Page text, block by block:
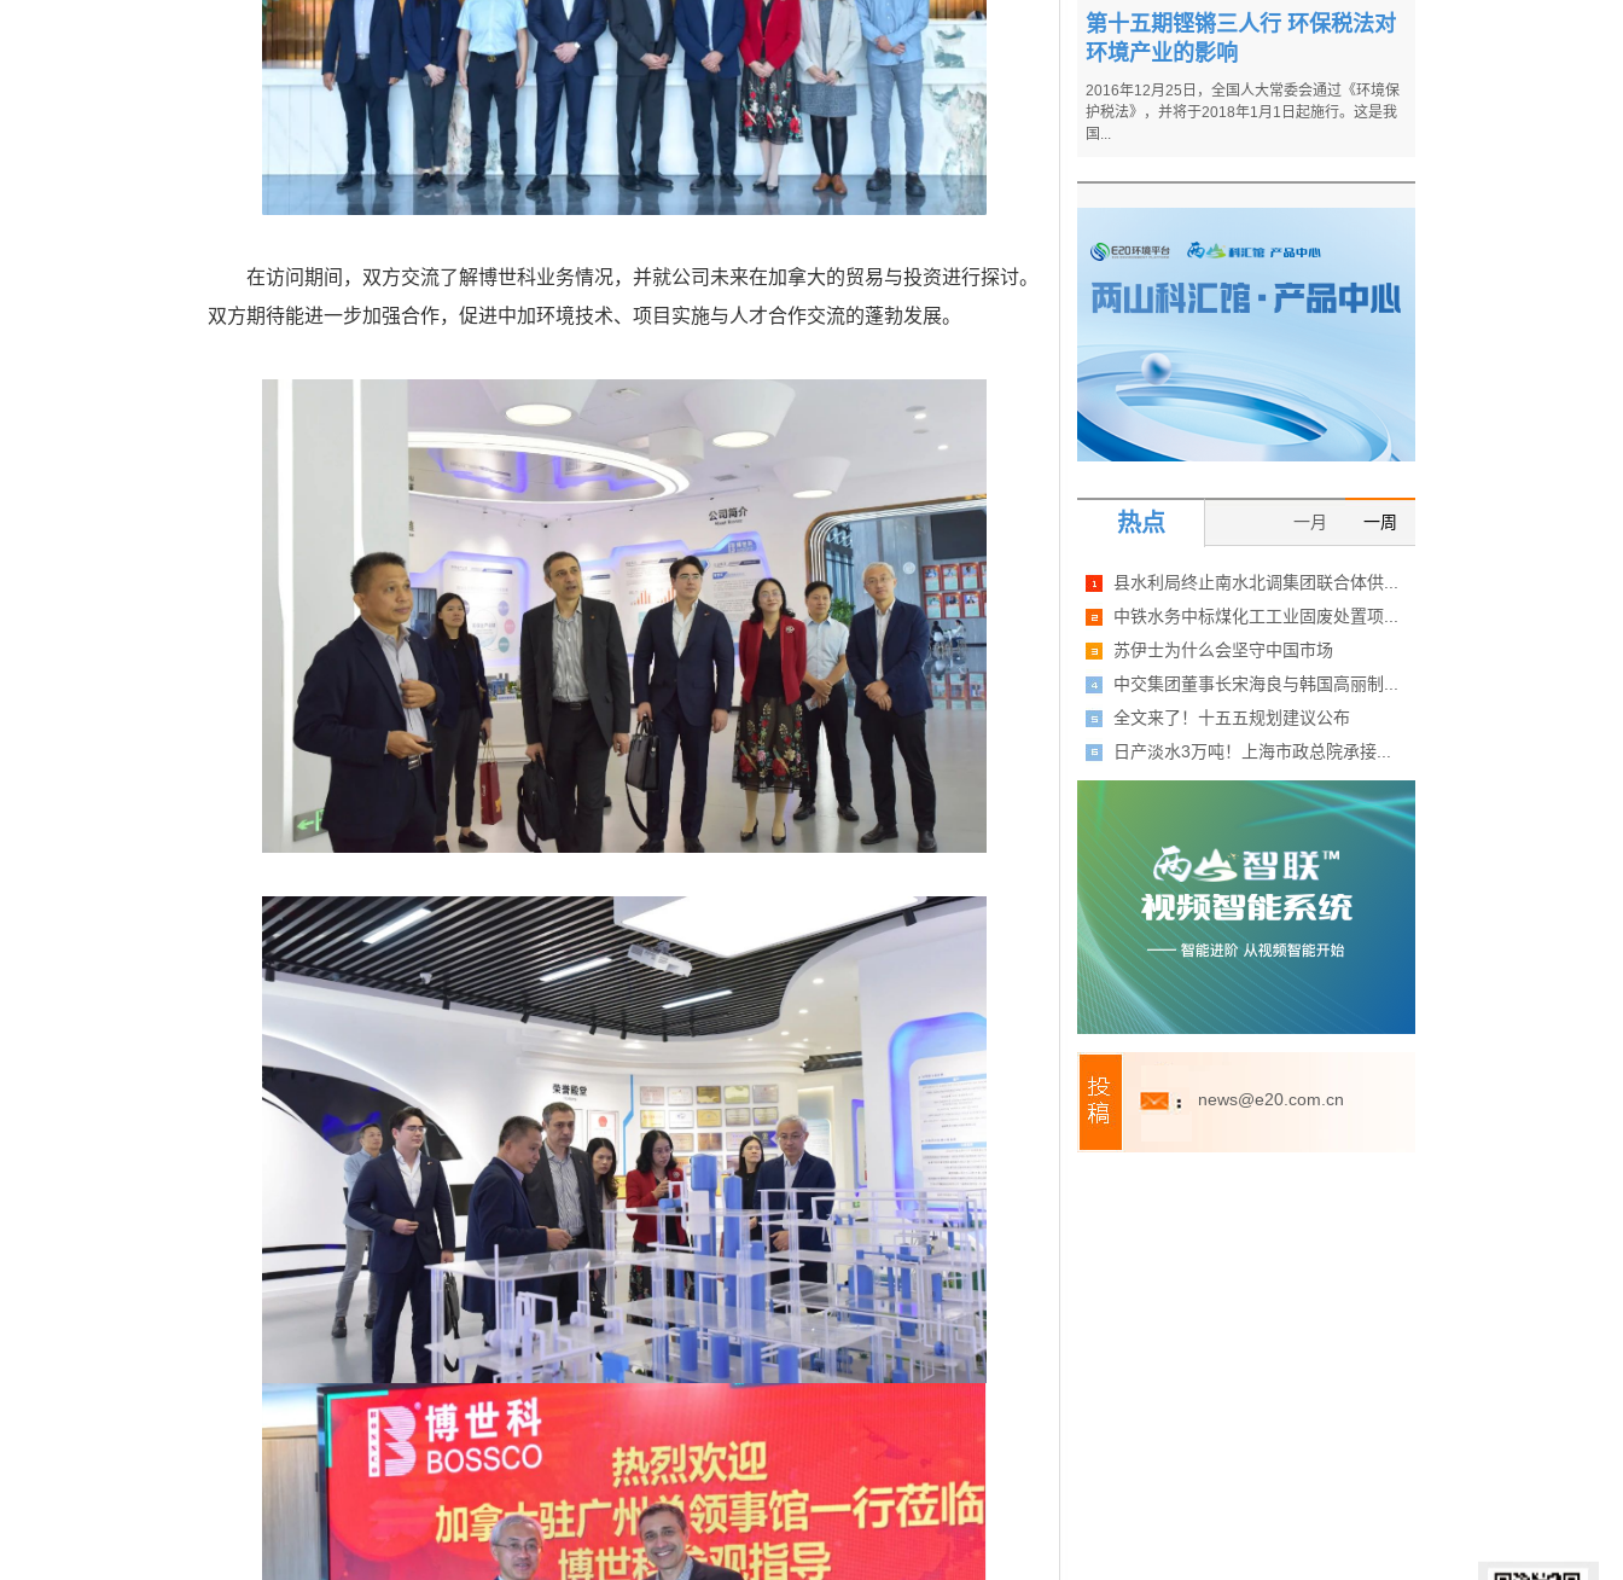
在访问期间，双方交流了解博世科业务情况，并就公司未来在加拿大的贸易与投资进行探讨。
双方期待能进一步加强合作，促进中加环境技术、项目实施与人才合作交流的蓬勃发展。
第十五期铿锵三人行 环保税法对
环境产业的影响
2016年12月25日，全国人大常委会通过《环境保
护税法》，并将于2018年1月1日起施行。这是我
国...
热点 一周
一月
县水利局终止南水北调集团联合体供...
中铁水务中标煤化工工业固废处置项...
苏伊士为什么会坚守中国市场
中交集团董事长宋海良与韩国高丽制...
全文来了！十五五规划建议公布
日产淡水3万吨！上海市政总院承接...
news@e20.com.cn